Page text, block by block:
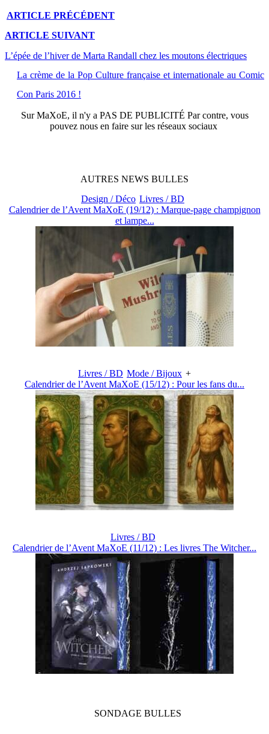
ARTICLE PRÉCÉDENT
ARTICLE SUIVANT
L’épée de l’hiver de Marta Randall chez les moutons électriques
La crème de la Pop Culture française et internationale au Comic
Con Paris 2016 !
SurMaXoE, il n'y a PAS DE PUBLICITÉ Par contre, vous
pouvez nous en faire sur les réseaux sociaux
AUTRES NEWS BULLES
Design / Déco Livres / BD
Calendrier de l’Avent MaXoE (19/12) : Marque-page champignon
et lampe...
Livres / BD Mode / Bijoux +
Calendrier de l’Avent MaXoE (15/12) : Pour les fans du...
Livres / BD
Calendrier de l’Avent MaXoE (11/12) : Les livres The Witcher...
SONDAGE BULLES